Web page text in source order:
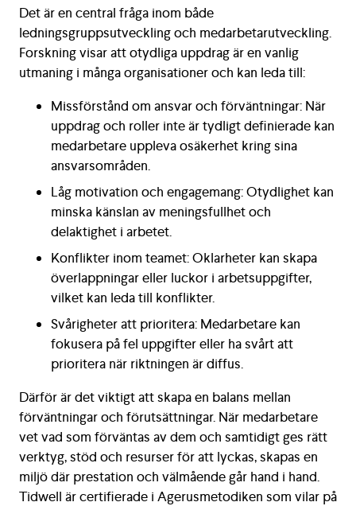
Det är en central fråga inom både
ledningsgruppsutveckling och medarbetarutveckling.
Forskning visar att otydliga uppdrag är en vanlig
utmaning i många organisationer och kan leda till:
Missförstånd om ansvar och förväntningar: När
uppdrag och roller inte är tydligt definierade kan
medarbetare uppleva osäkerhet kring sina
ansvarsområden.
Låg motivation och engagemang: Otydlighet kan
minska känslan av meningsfullhet och
delaktighet i arbetet.
Konflikter inom teamet: Oklarheter kan skapa
överlappningar eller luckor i arbetsuppgifter,
vilket kan leda till konflikter.
Svårigheter att prioritera: Medarbetare kan
fokusera på fel uppgifter eller ha svårt att
prioritera när riktningen är diffus.
Därför är det viktigt att skapa en balans mellan
förväntningar och förutsättningar. När medarbetare
vet vad som förväntas av dem och samtidigt ges rätt
verktyg, stöd och resurser för att lyckas, skapas en
miljö där prestation och välmående går hand i hand.
Tidwell är certifierade i Agerusmetodiken som vilar på